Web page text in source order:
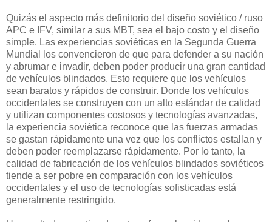
Quizás el aspecto más definitorio del diseño soviético / ruso
APC e IFV, similar a sus MBT, sea el bajo costo y el diseño
simple. Las experiencias soviéticas en la Segunda Guerra
Mundial los convencieron de que para defender a su nación
y abrumar e invadir, deben poder producir una gran cantidad
de vehículos blindados. Esto requiere que los vehículos
sean baratos y rápidos de construir. Donde los vehículos
occidentales se construyen con un alto estándar de calidad
y utilizan componentes costosos y tecnologías avanzadas,
la experiencia soviética reconoce que las fuerzas armadas
se gastan rápidamente una vez que los conflictos estallan y
deben poder reemplazarse rápidamente. Por lo tanto, la
calidad de fabricación de los vehículos blindados soviéticos
tiende a ser pobre en comparación con los vehículos
occidentales y el uso de tecnologías sofisticadas está
generalmente restringido.